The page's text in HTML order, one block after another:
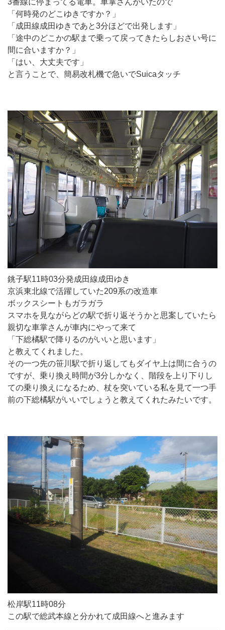
3番線に停まってる電車。車掌さんがいたので
「何時発のどこゆきですか？」
「成田線成田ゆきであと3分ほどで出発します」
「途中のどこかの駅まで乗って戻ってきたらしおさい号に
間に合いますか？」
「はい、大丈夫です」
と言うことで、簡易改札機で急いでSuicaタッチ
銚子駅11時03分発成田線成田ゆき
京浜東北線で活躍していた209系の改造車
ボックスシートもガラガラ
スマホを見ながらどの駅で折り返そうかと思案していたら
親切な車掌さんが車内にやって来て
「下総橘駅で降りるのがいいと思います」
と教えてくれました。
その一つ先の笹川駅で折り返してもダイヤ上は間に合うの
ですが、乗り換え時間が3分しかなく、階段を上り下りし
ての乗り換えになるため、杖を突いている私を見て一つ手
前の下総橘駅がいいでしょうと教えてくれたみたいです。
松岸駅11時08分
この駅で総武本線と分かれて成田線へと進みます